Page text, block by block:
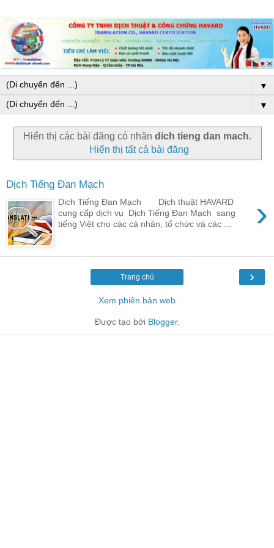
▼
▼
Hiển thị các bài đăng có nhãn dich tieng dan mach.
Hiển thị tất cả bài đăng
Dịch Tiếng Đan Mạch
›
Dịch Tiếng Đan Mạch Dịch thuật HAVARD
cung cấp dịch vụ Dịch Tiếng Đan Mạch sang
tiếng Việt cho các cá nhân, tổ chức và các ...
›
Trang chủ
Xem phiên bản web
Được tạo bởi Blogger.